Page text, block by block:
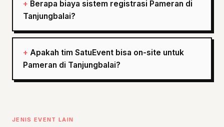
Berapa biaya sistem registrasi Pameran di
Tanjungbalai?
Apakah tim SatuEvent bisa on-site untuk
Pameran di Tanjungbalai?
JENIS EVENT LAIN